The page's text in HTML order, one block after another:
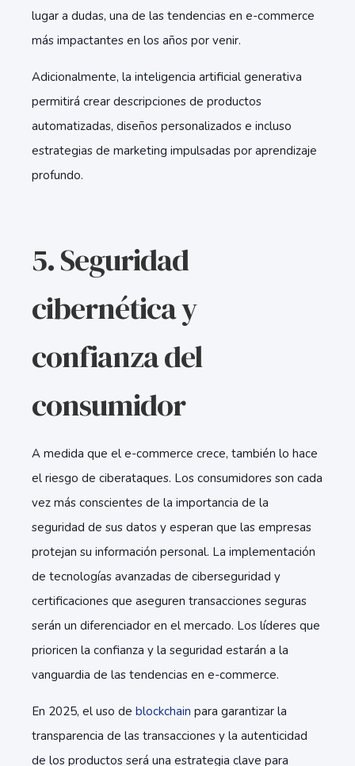
lugar a dudas, una de las tendencias en e-commerce
más impactantes en los años por venir.
Adicionalmente, la inteligencia artificial generativa
permitirá crear descripciones de productos
automatizadas, diseños personalizados e incluso
estrategias de marketing impulsadas por aprendizaje
profundo.
5. Seguridad
cibernética y
confianza del
consumidor
A medida que el e-commerce crece, también lo hace
el riesgo de ciberataques. Los consumidores son cada
vez más conscientes de la importancia de la
seguridad de sus datos y esperan que las empresas
protejan su información personal. La implementación
de tecnologías avanzadas de ciberseguridad y
certificaciones que aseguren transacciones seguras
serán un diferenciador en el mercado. Los líderes que
prioricen la confianza y la seguridad estarán a la
vanguardia de las tendencias en e-commerce.
En 2025, el uso de blockchain para garantizar la
transparencia de las transacciones y la autenticidad
de los productos será una estrategia clave para